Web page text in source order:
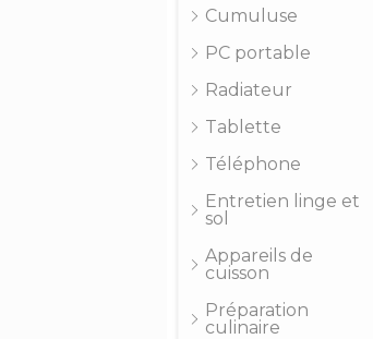
Cumuluse
PC portable
Radiateur
Tablette
Téléphone
Entretien linge et
sol
Appareils de
cuisson
Préparation
culinaire